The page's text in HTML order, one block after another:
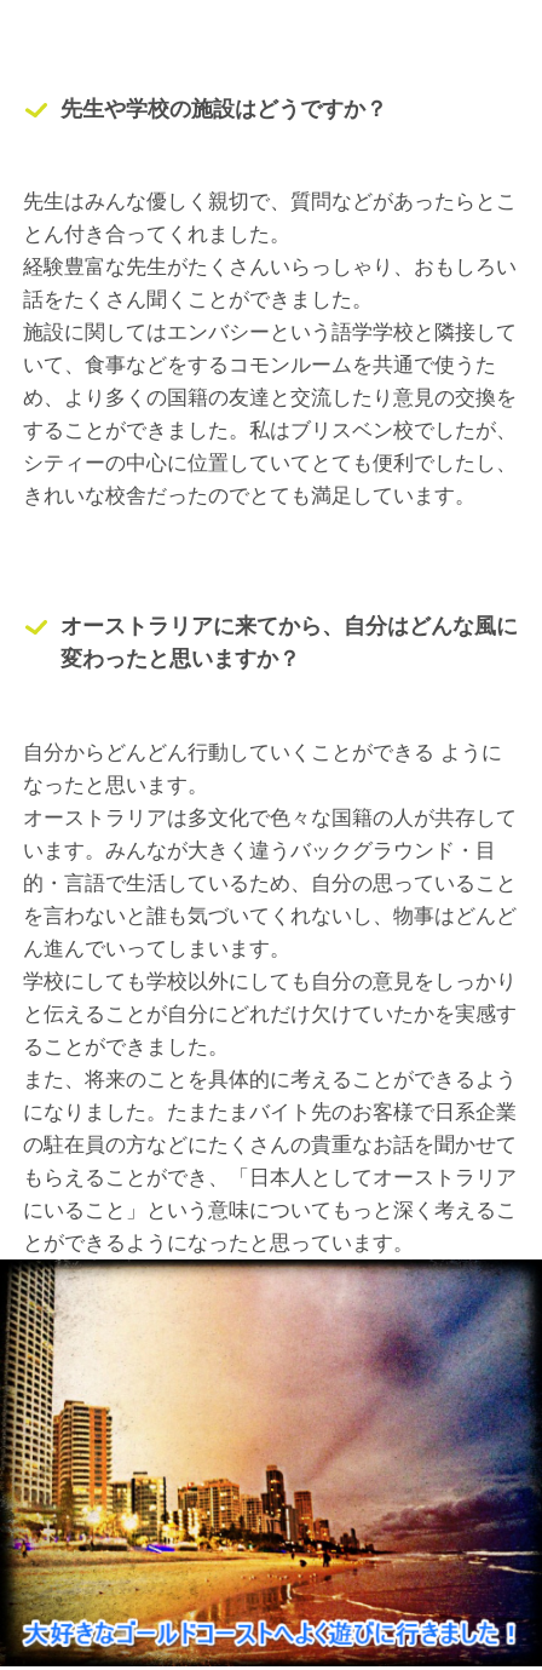
先生や学校の施設はどうですか？
先生はみんな優しく親切で、質問などがあったらとこ
とん付き合ってくれました。
経験豊富な先生がたくさんいらっしゃり、おもしろい
話をたくさん聞くことができました。
施設に関してはエンバシーという語学学校と隣接して
いて、食事などをするコモンルームを共通で使うた
め、より多くの国籍の友達と交流したり意見の交換を
することができました。私はブリスベン校でしたが、
シティーの中心に位置していてとても便利でしたし、
きれいな校舎だったのでとても満足しています。
オーストラリアに来てから、自分はどんな風に
変わったと思いますか？
自分からどんどん行動していくことができる ように
なったと思います。
オーストラリアは多文化で色々な国籍の人が共存して
います。みんなが大きく違うバックグラウンド・目
的・言語で生活しているため、自分の思っていること
を言わないと誰も気づいてくれないし、物事はどんど
ん進んでいってしまいます。
学校にしても学校以外にしても自分の意見をしっかり
と伝えることが自分にどれだけ欠けていたかを実感す
ることができました。
また、将来のことを具体的に考えることができるよう
になりました。たまたまバイト先のお客様で日系企業
の駐在員の方などにたくさんの貴重なお話を聞かせて
もらえることができ、「日本人としてオーストラリア
にいること」という意味についてもっと深く考えるこ
とができるようになったと思っています。